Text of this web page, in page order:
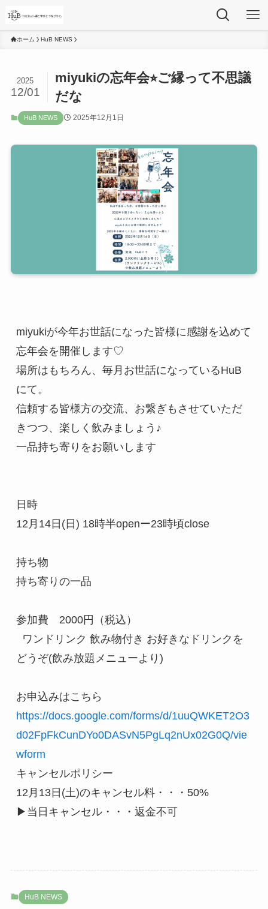
ホーム HuB NEWS
miyukiの忘年会⭐︎ご縁って不思議
だな
2025
12/01
HuB NEWS 2025年12月1日
miyukiが今年お世話になった皆様に感謝を込めて
忘年会を開催します♡
場所はもちろん、毎月お世話になっているHuB
にて。
信頼する皆様方の交流、お繋ぎもさせていただ
きつつ、楽しく飲みましょう♪
一品持ち寄りをお願いします
日時
12月14日(日) 18時半openー23時頃close
持ち物
持ち寄りの一品
参加費　2000円（税込）
どうぞ(飲み放題メニューより)
お申込みはこちら
https://docs.google.com/forms/d/1uuQWKET2O3
d02FpFkCunDYo0DASvN5PgLq2nUx02G0Q/vie
wform
キャンセルポリシー
12月13日(土)のキャンセル料・・・50%
▶︎当日キャンセル・・・返金不可
HuB NEWS